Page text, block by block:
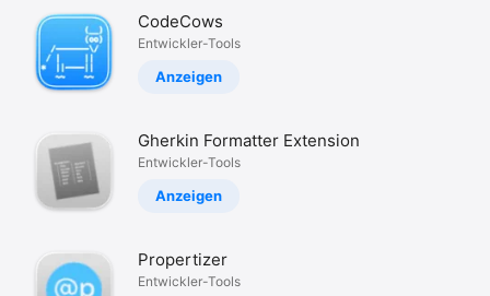
CodeCows
Entwickler-Tools
Anzeigen
Gherkin Formatter Extension
Entwickler-Tools
Anzeigen
Propertizer
Entwickler-Tools